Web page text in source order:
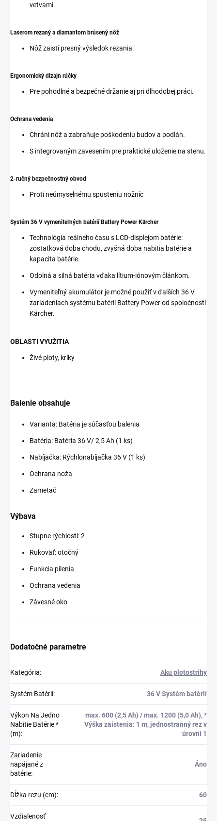
vetvami.
Laserom rezaný a diamantom brúsený nôž
Nôž zaistí presný výsledok rezania.
Ergonomický dizajn rúčky
Pre pohodlné a bezpečné držanie aj pri dlhodobej práci.
Ochrana vedenia
Chráni nôž a zabraňuje poškodeniu budov a podláh.
S integrovaným zavesením pre praktické uloženie na stenu.
2-ručný bezpečnostný obvod
Proti neúmyselnému spusteniu nožníc
Systém 36 V vymeniteľných batérií Battery Power Kärcher
Technológia reálneho času s LCD-displejom batérie:
zostatková doba chodu, zvyšná doba nabitia batérie a
kapacita batérie.
Odolná a silná batéria vďaka lítium-iónovým článkom.
Vymeniteľný akumulátor je možné použiť v ďalších 36 V
zariadeniach systému batérií Battery Power od spoločnosti
Kärcher.
OBLASTI VYUŽITIA
Živé ploty, kríky
Balenie obsahuje
Varianta: Batéria je súčasťou balenia
Batéria: Batéria 36 V/ 2,5 Ah (1 ks)
Nabíjačka: Rýchlonabíjačka 36 V (1 ks)
Ochrana noža
Zametač
Výbava
Stupne rýchlosti: 2
Rukoväť: otočný
Funkcia pílenia
Ochrana vedenia
Závesné oko
Dodatočné parametre
Kategória: Aku plotostrihy
Systém Batérií: 36 V Systém batérií
Výkon Na Jedno
Nabitie Batérie *
(m):
max. 600 (2,5 Ah) / max. 1200 (5,0 Ah), *
Výška zaistenia: 1 m, jednostranný rez v
úrovni 1
Zariadenie
napájané z
batérie:
Áno
Dĺžka rezu (cm): 60
Vzdialenosť